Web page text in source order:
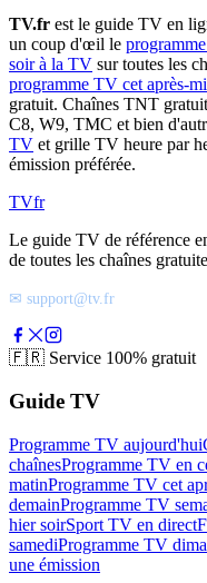
TV.fr est le guide TV en
un coup d'œil le
soir à la TV sur toutes les
programme TV cet après-
gratuit. Chaînes TNT
C8, W9, TMC et bien
TV et grille TV heure par
émission préférée.
TVfr
Le guide TV de référence
de toutes les chaînes
✉ support@tv.fr
🇫🇷 Service 100% gratuit
Guide TV
Programme TV aujourd'hui
chaînesProgramme TV en
matinProgramme TV cet
demainProgramme TV
hier soirSport TV en direct
samediProgramme TV
une émission